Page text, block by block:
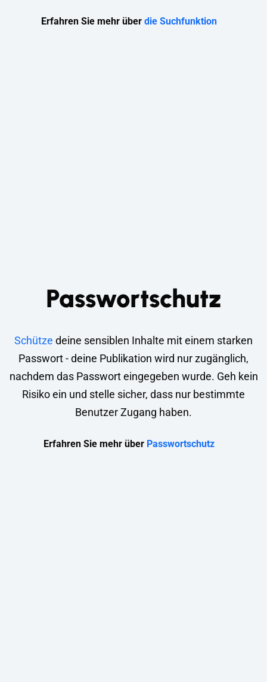
Erfahren Sie mehr über die Suchfunktion
Passwortschutz
Schütze deine sensiblen Inhalte mit einem starken
Passwort - deine Publikation wird nur zugänglich,
nachdem das Passwort eingegeben wurde. Geh kein
Risiko ein und stelle sicher, dass nur bestimmte
Benutzer Zugang haben.
Erfahren Sie mehr über Passwortschutz